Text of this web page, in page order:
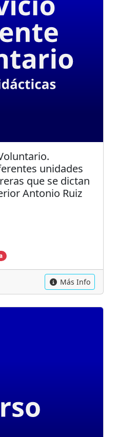
unidades
que se dictan
Antonio Ruiz
Más Info